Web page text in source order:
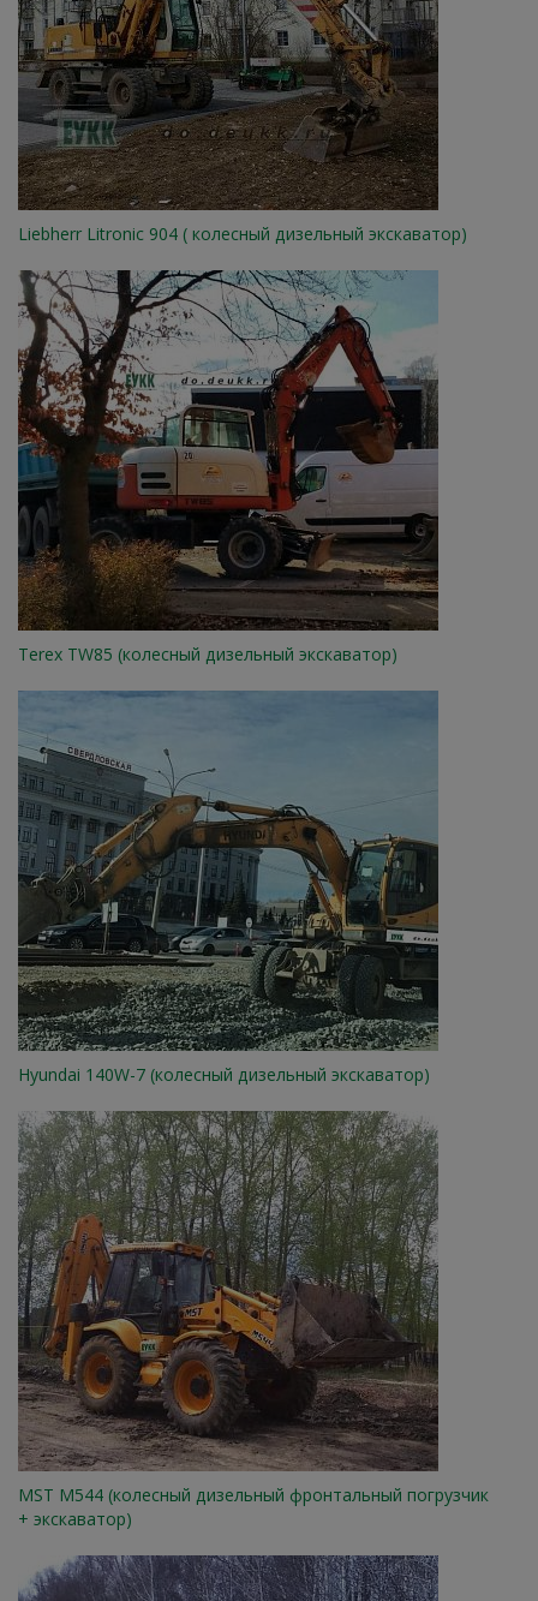
Liebherr Litronic 904 ( колесный дизельный экскаватор)
Terex TW85 (колесный дизельный экскаватор)
Hyundai 140W-7 (колесный дизельный экскаватор)
MST M544 (колесный дизельный фронтальный погрузчик
+ экскаватор)